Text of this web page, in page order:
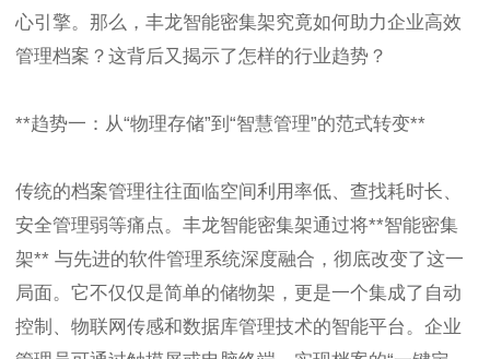
心引擎。那么，丰龙智能密集架究竟如何助力企业高效
管理档案？这背后又揭示了怎样的行业趋势？
**趋势一：从“物理存储”到“智慧管理”的范式转变**
传统的档案管理往往面临空间利用率低、查找耗时长、
安全管理弱等痛点。丰龙智能密集架通过将**智能密集
架** 与先进的软件管理系统深度融合，彻底改变了这一
局面。它不仅仅是简单的储物架，更是一个集成了自动
控制、物联网传感和数据库管理技术的智能平台。企业